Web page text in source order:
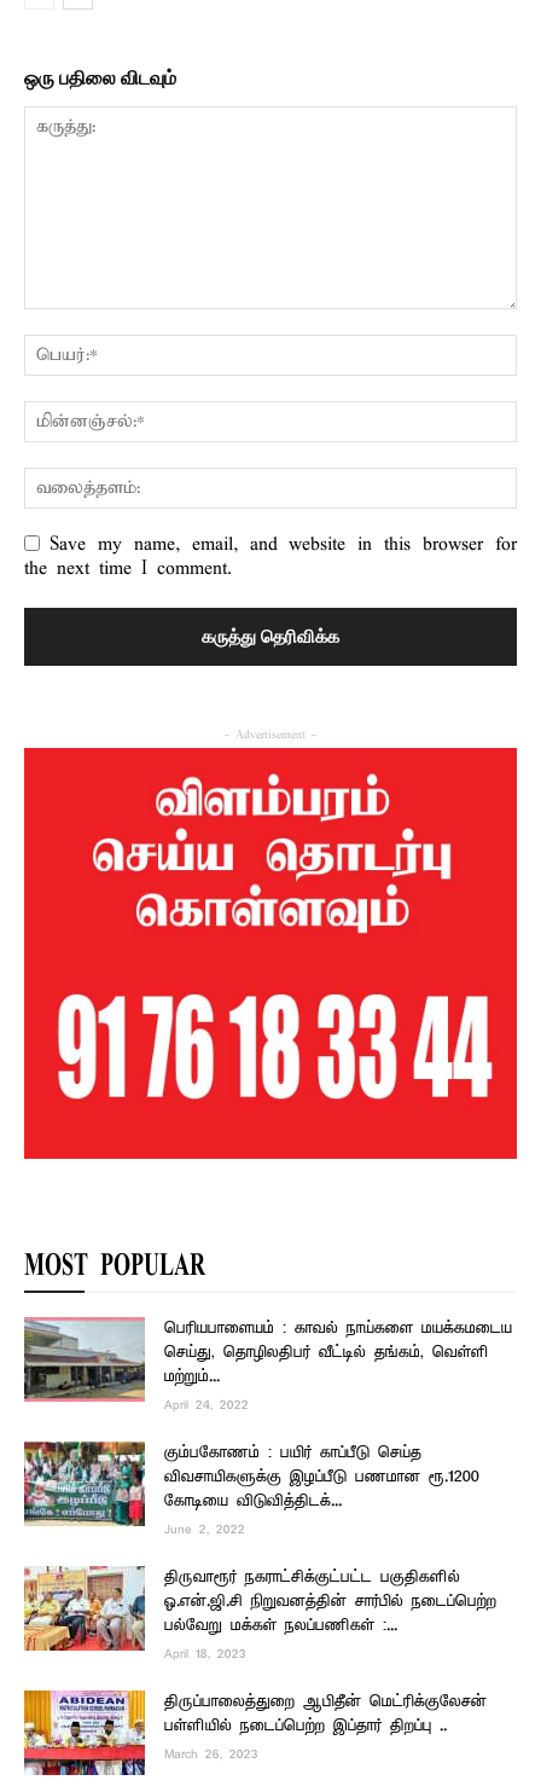
ஒரு பதிலை விடவும்
Save my name, email, and website in this browser for
the next time I comment.
- Advertisement -
MOST POPULAR
பெரியபாளையம் : காவல் நாய்களை மயக்கமடைய
செய்து, தொழிலதிபர் வீட்டில் தங்கம், வெள்ளி
மற்றும்...
April 24, 2022
கும்பகோணம் : பயிர் காப்பீடு செய்த
விவசாயிகளுக்கு இழப்பீடு பணமான ரூ.1200
கோடியை விடுவித்திடக்...
June 2, 2022
திருவாரூர் நகராட்சிக்குட்பட்ட பகுதிகளில்
ஓ.என்.ஜி.சி நிறுவனத்தின் சார்பில் நடைப்பெற்ற
பல்வேறு மக்கள் நலப்பணிகள் :...
April 18, 2023
திருப்பாலைத்துறை ஆபிதீன் மெட்ரிக்குலேசன்
பள்ளியில் நடைப்பெற்ற இப்தார் திறப்பு ..
March 26, 2023